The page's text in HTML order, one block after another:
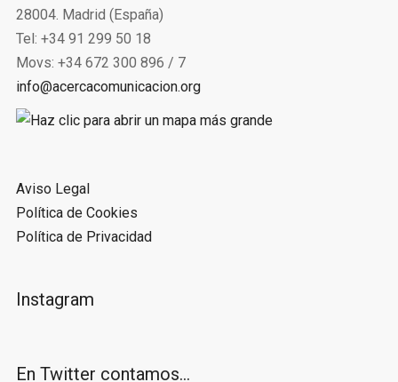
28004. Madrid (España)
Tel: +34 91 299 50 18
Movs: +34 672 300 896 / 7
info@acercacomunicacion.org
Aviso Legal
Política de Cookies
Política de Privacidad
Instagram
En Twitter contamos…